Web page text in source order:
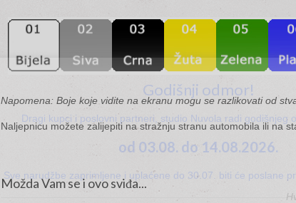
Napomena: Boje koje vidite na ekranu mogu se razlikovati od
Naljepnicu možete zalijepiti na stražnju stranu automobila ili na
Možda Vam se i ovo sviđa...
Godišnji odmor!
Dragi kupci i poslovni partneri, studio Nuvola radi godišnjeg
od 03.08. do 14.08.2026.
Sve narudžbe zaprimljene i uplaćene do 30.07. biti će poslane